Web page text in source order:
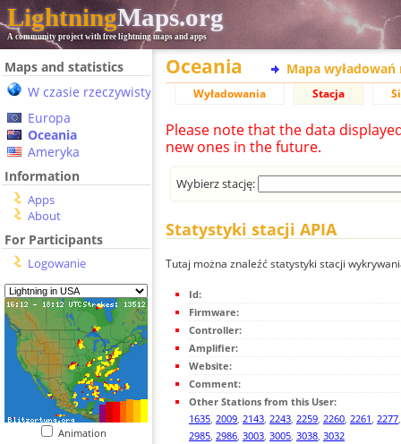
LightningMaps.org
A community project with free lightning maps and apps
Maps and statistics
W czasie rzeczywistym
Europa
Oceania
Ameryka
Information
Apps
About
For Participants
Logowanie
Animation
Oceania Mapa wyładowań
Wyładowania Stacja
Please note that the data
new ones in the future.
Wybierz stację:
Statystyki stacji APIA
Tutaj można znaleźć statystyki stacji
Id:
Firmware:
Controller:
Amplifier:
Website:
Comment:
Other Stations from this User:
1635, 2009, 2143, 2243, 2259, 2260, 2261, 2277
2985, 2986, 3003, 3005, 3038, 3032